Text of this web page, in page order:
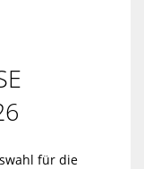
& UMWELT
für die